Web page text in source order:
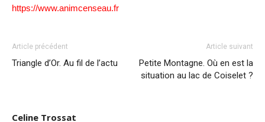
https://www.animcenseau.fr
Article précédent
Triangle d’Or. Au fil de l’actu
Article suivant
Petite Montagne. Où en est la
situation au lac de Coiselet ?
Celine Trossat